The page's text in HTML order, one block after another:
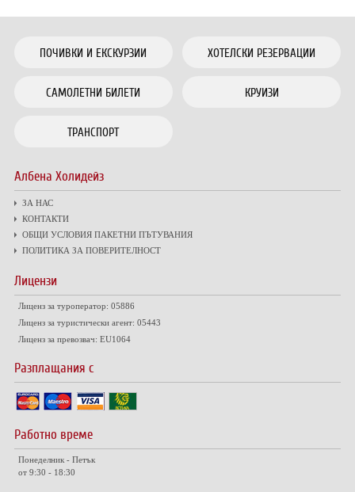
ПОЧИВКИ И ЕКСКУРЗИИ ХОТЕЛСКИ РЕЗЕРВАЦИИ
САМОЛЕТНИ БИЛЕТИ КРУИЗИ
ТРАНСПОРТ
Албена Холидейз
ЗА НАС
КОНТАКТИ
ОБЩИ УСЛОВИЯ ПАКЕТНИ ПЪТУВАНИЯ
ПОЛИТИКА ЗА ПОВЕРИТЕЛНОСТ
Лицензи
Лиценз за туроператор: 05886
Лиценз за туристически агент: 05443
Лиценз за превозвач: EU1064
Разплащания с
Работно време
Понеделник - Петък
от 9:30 - 18:30